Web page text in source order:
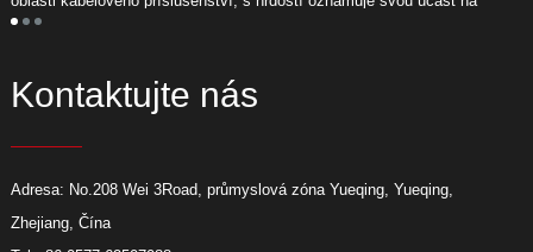
nadcházející výstavě energie na Blízkém východě.
Kontaktujte nás
Adresa: No.208 Wei 3Road, průmyslová zóna Yueqing, Yueqing,
Zhejiang, Čína